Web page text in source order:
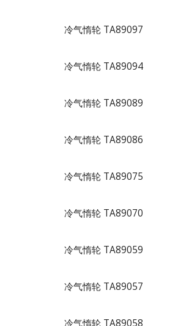
冷气惰轮 TA89097
冷气惰轮 TA89094
冷气惰轮 TA89089
冷气惰轮 TA89086
冷气惰轮 TA89075
冷气惰轮 TA89070
冷气惰轮 TA89059
冷气惰轮 TA89057
冷气惰轮 TA89058